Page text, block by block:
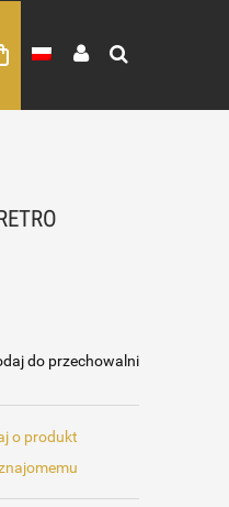
do przechowalni
o produkt